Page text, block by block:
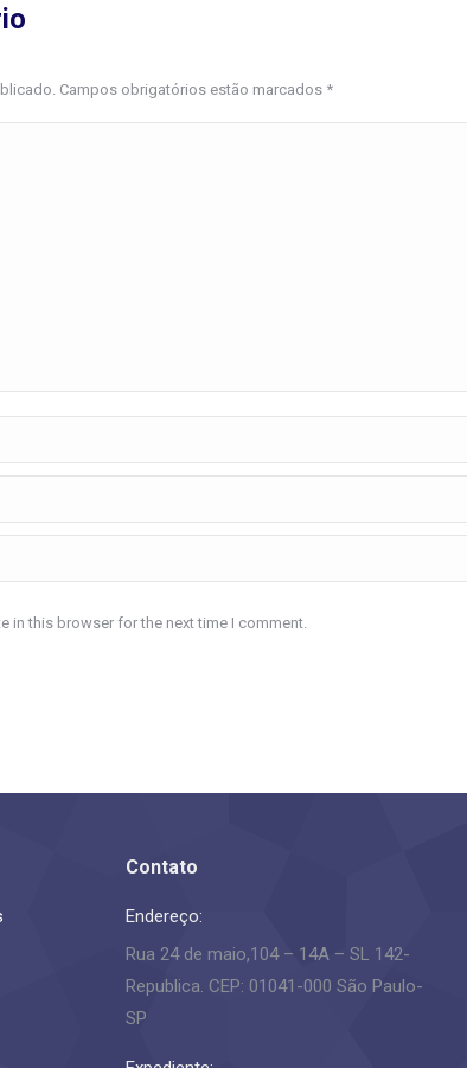
Campos obrigatórios estão marcados *
in this browser for the next time I comment.
Contato
Endereço:
Rua 24 de maio,104 – 14A – SL 142-
Republica. CEP: 01041-000 São Paulo-
SP